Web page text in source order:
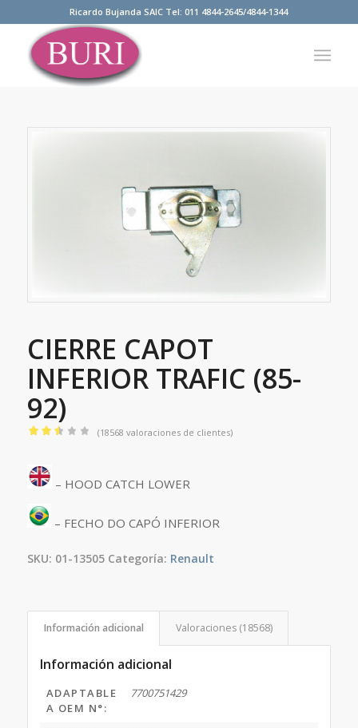
Ricardo Bujanda SAIC Tel: 011 4844-2645/4844-1344
CIERRE CAPOT
INFERIOR TRAFIC (85-
92)
2.55
sobre
5
basado
clientes
(18568 valoraciones de clientes)
– HOOD CATCH LOWER
– FECHO DO CAPÓ INFERIOR
SKU: 01-13505 Categoría: Renault
Información adicional Valoraciones (18568)
Información adicional
ADAPTABLE
A OEM N°:
7700751429